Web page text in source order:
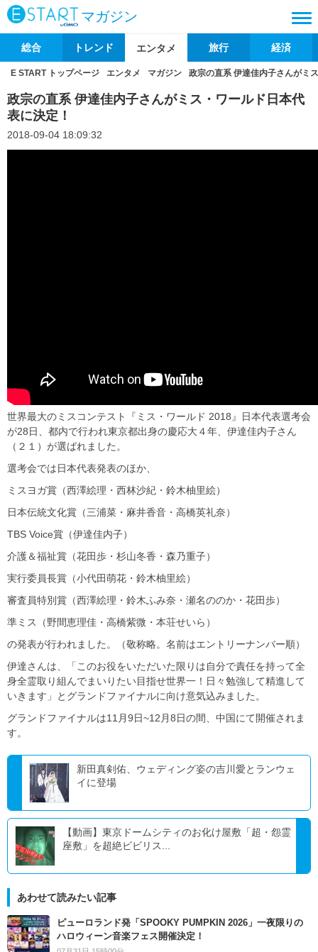
マガジン
総合 トレンド エンタメ 旅行 経済
E START トップページ エンタメ マガジン 政宗の直系 伊達佳内子さんがミ
政宗の直系 伊達佳内子さんがミス・ワールド日本代
表に決定！
2018-09-04 18:09:32
世界最大のミスコンテスト『ミス・ワールド 2018』日本代表選考会
が28日、都内で行われ東京都出身の慶応大４年、伊達佳内子さん
（２１）が選ばれました。
選考会では日本代表発表のほか、
ミスヨガ賞（西澤絵理・西林沙紀・鈴木柚里絵）
日本伝統文化賞（三浦菜・麻井香音・高橋英礼奈）
TBS Voice賞（伊達佳内子）
介護＆福祉賞（花田歩・杉山冬香・森乃重子）
実行委員長賞（小代田萌花・鈴木柚里絵）
審査員特別賞（西澤絵理・鈴木ふみ奈・瀬名ののか・花田歩）
準ミス（野間恵理佳・高橋紫微・本荘せいら）
の発表が行われました。（敬称略。名前はエントリーナンバー順）
伊達さんは、「このお役をいただいた限りは自分で責任を持って全
身全霊取り組んでまいりたい目指せ世界一！日々勉強して精進して
いきます」とグランドファイナルに向け意気込みました。
グランドファイナルは11月9日~12月8日の間、中国にて開催されま
す。
新田真剣佑、ウェディング姿の吉川愛とランウェ
イに登場
【動画】東京ドームシティのお化け屋敷「超・怨霊
座敷」を超絶ビビリス...
あわせて読みたい記事
ピューロランド発「SPOOKY PUMPKIN 2026」一夜限りの
ハロウィーン音楽フェス開催決定！